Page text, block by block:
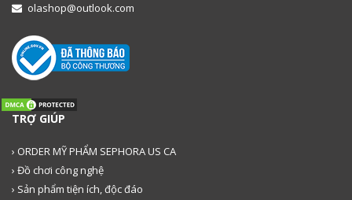
olashop@outlook.com
TRỢ GIÚP
› ORDER MỸ PHẨM SEPHORA US CA
› Đồ chơi công nghệ
› Sản phẩm tiện ích, độc đáo